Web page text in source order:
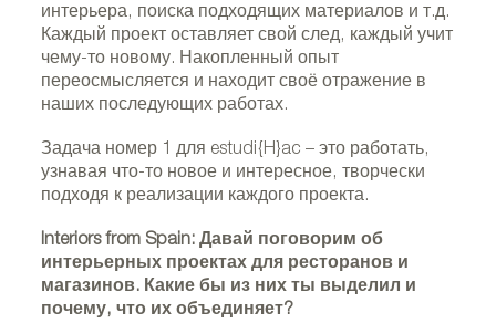
Портрет JM FERRERO. Фото предоставлено
интерьера, поиска подходящих материалов и т.д.
Каждый проект оставляет свой след, каждый учит
чему-то новому. Накопленный опыт
переосмысляется и находит своё отражение в
наших последующих работах.
Задача номер 1 для estudi{H}ac – это работать,
узнавая что-то новое и интересное, творчески
подходя к реализации каждого проекта.
Interiors from Spain: Давай поговорим об
интерьерных проектах для ресторанов и
магазинов. Какие бы из них ты выделил и
почему, что их объединяет?